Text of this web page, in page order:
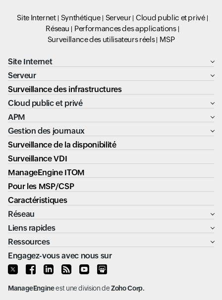
Site Internet Synthétique Serveur
Cloud public et privé
Réseau
Performances des applications
Surveillance des utilisateurs réels
MSP
Site Internet
Serveur
Surveillance des infrastructures
Cloud public et privé
APM
Gestion des journaux
Surveillance de la disponibilité
Surveillance VDI
ManageEngine ITOM
Pour les MSP/CSP
Caractéristiques
Réseau
Liens rapides
Ressources
Engagez-vous avec nous sur
ManageEngineest une division deZoho Corp.